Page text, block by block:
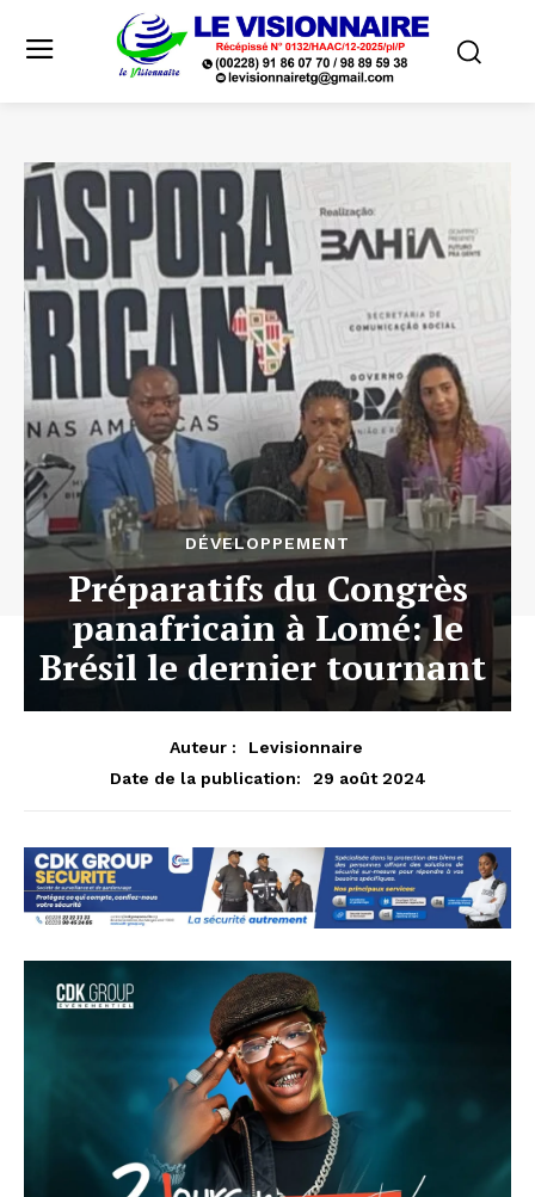
DÉVELOPPEMENT
Préparatifs du Congrès
panafricain à Lomé: le
Brésil le dernier tournant
Auteur :
Levisionnaire
Date de la publication:
29 août 2024